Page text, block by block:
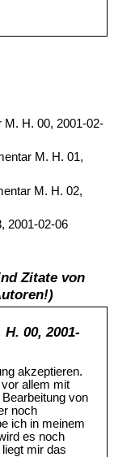
M. H. 00, 2001-02-
M. H. 01,
M. H. 02,
2001-02-06
Zitate von
00, 2001-
akzeptieren.
vor allem mit
von
noch
ich in meinem
es noch
mir das